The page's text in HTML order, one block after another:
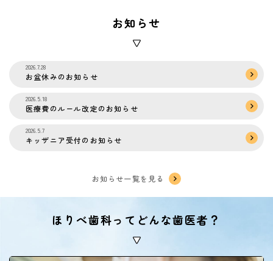
お知らせ
2026.7.28
お盆休みのお知らせ
2026.5.18
医療費のルール改定のお知らせ
2026.5.7
キッザニア受付のお知らせ
お知らせ一覧を見る
ほりべ歯科ってどんな歯医者？